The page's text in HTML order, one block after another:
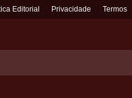
Editorial Privacidade Termos